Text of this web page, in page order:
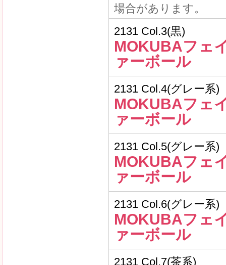
場合があります。
2131 Col.3(黒)
MOKUBAフェ
ァーボール
2131 Col.4(グレー系)
MOKUBAフェ
ァーボール
2131 Col.5(グレー系)
MOKUBAフェ
ァーボール
2131 Col.6(グレー系)
MOKUBAフェ
ァーボール
2131 Col.7(茶系)